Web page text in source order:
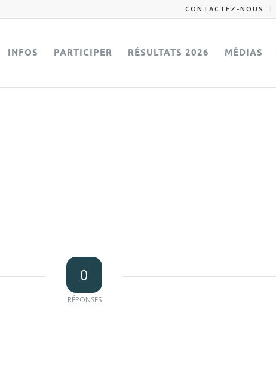
CONTACTEZ-NOUS
INFOS PARTICIPER RÉSULTATS 2026 MÉDIAS
0
RÉPONSES